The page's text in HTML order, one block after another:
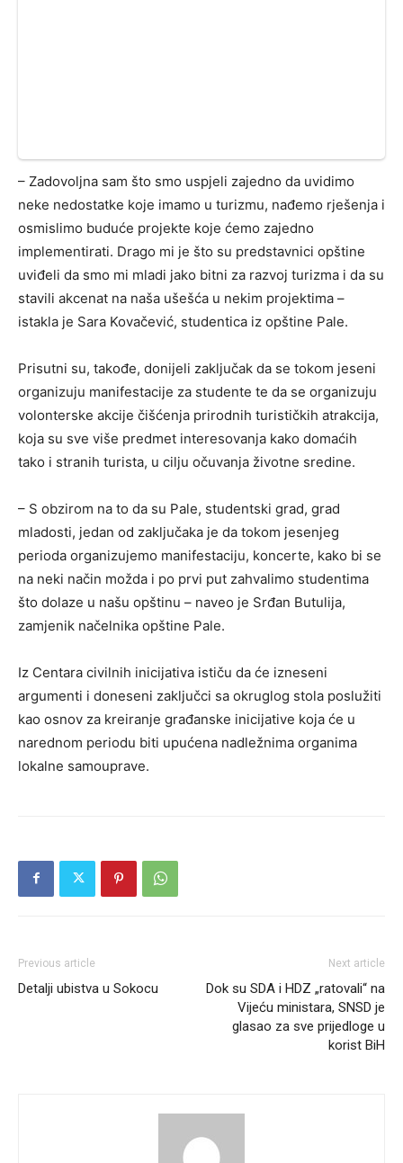
– Zadovoljna sam što smo uspjeli zajedno da uvidimo
neke nedostatke koje imamo u turizmu, nađemo rješenja i
osmislimo buduće projekte koje ćemo zajedno
implementirati. Drago mi je što su predstavnici opštine
uviđeli da smo mi mladi jako bitni za razvoj turizma i da su
stavili akcenat na naša ušešća u nekim projektima –
istakla je Sara Kovačević, studentica iz opštine Pale.
Prisutni su, takođe, donijeli zaključak da se tokom jeseni
organizuju manifestacije za studente te da se organizuju
volonterske akcije čišćenja prirodnih turističkih atrakcija,
koja su sve više predmet interesovanja kako domaćih
tako i stranih turista, u cilju očuvanja životne sredine.
– S obzirom na to da su Pale, studentski grad, grad
mladosti, jedan od zaključaka je da tokom jesenjeg
perioda organizujemo manifestaciju, koncerte, kako bi se
na neki način možda i po prvi put zahvalimo studentima
što dolaze u našu opštinu – naveo je Srđan Butulija,
zamjenik načelnika opštine Pale.
Iz Centara civilnih inicijativa ističu da će izneseni
argumenti i doneseni zaključci sa okruglog stola poslužiti
kao osnov za kreiranje građanske inicijative koja će u
narednom periodu biti upućena nadležnima organima
lokalne samouprave.
Previous article
Detalji ubistva u Sokocu
Next article
Dok su SDA i HDZ „ratovali“ na
Vijeću ministara, SNSD je
glasao za sve prijedloge u
korist BiH